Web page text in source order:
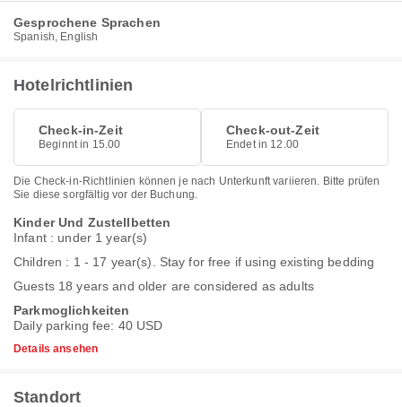
Gesprochene Sprachen
Spanish, English
Hotelrichtlinien
Check-in-Zeit
Beginnt in 15.00
Check-out-Zeit
Endet in 12.00
Die Check-in-Richtlinien können je nach Unterkunft variieren. Bitte prüfen
Sie diese sorgfältig vor der Buchung.
Kinder Und Zustellbetten
Infant : under 1 year(s)
Children : 1 - 17 year(s). Stay for free if using existing bedding
Guests 18 years and older are considered as adults
Parkmoglichkeiten
Daily parking fee: 40 USD
Details ansehen
Standort